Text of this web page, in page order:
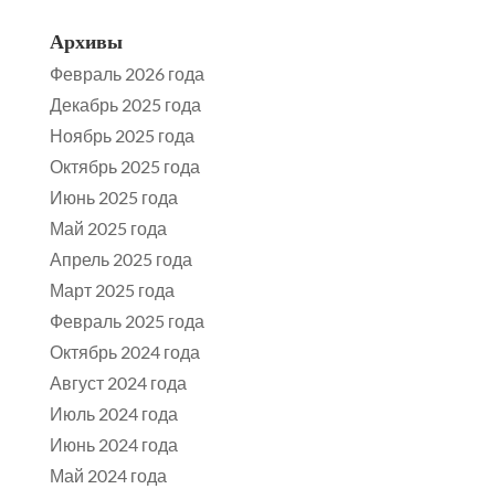
Архивы
Февраль 2026 года
Декабрь 2025 года
Ноябрь 2025 года
Октябрь 2025 года
Июнь 2025 года
Май 2025 года
Апрель 2025 года
Март 2025 года
Февраль 2025 года
Октябрь 2024 года
Август 2024 года
Июль 2024 года
Июнь 2024 года
Май 2024 года